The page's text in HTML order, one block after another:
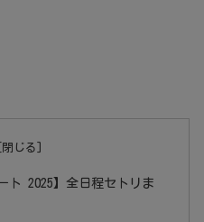
ト 2025】全日程セトリま